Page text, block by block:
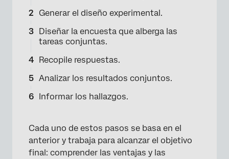
Generar el diseño experimental.
Diseñar la encuesta que alberga las
tareas conjuntas.
Recopile respuestas.
Analizar los resultados conjuntos.
Informar los hallazgos.
Cada uno de estos pasos se basa en el
anterior y trabaja para alcanzar el objetivo
final: comprender las ventajas y las